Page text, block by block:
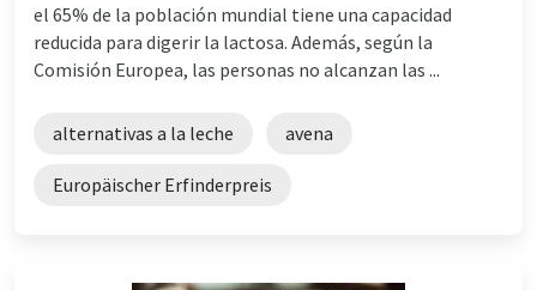
el 65% de la población mundial tiene una capacidad
reducida para digerir la lactosa. Además, según la
Comisión Europea, las personas no alcanzan las ...
alternativas a la leche avena
Europäischer Erfinderpreis